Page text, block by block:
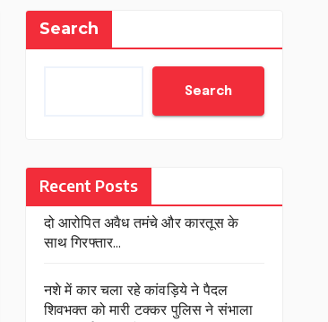
Search
Search
Recent Posts
दो आरोपित अवैध तमंचे और कारतूस के
साथ गिरफ्तार…
नशे में कार चला रहे कांवड़िये ने पैदल
शिवभक्त को मारी टक्कर पुलिस ने संभाला